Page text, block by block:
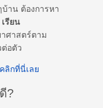
บ้าน ต้องการหา
รียน
ศาสตร์ตาม
อตัว
คลิกที่นี่เลย
?